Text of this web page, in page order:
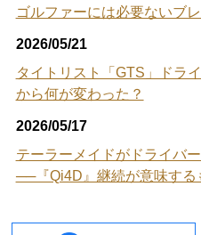
ゴルファーには必要ないブ
2026/05/21
タイトリスト「GTS」ドラ
から何が変わった？
2026/05/17
テーラーメイドがドライバ
──『Qi4D』継続が意味する